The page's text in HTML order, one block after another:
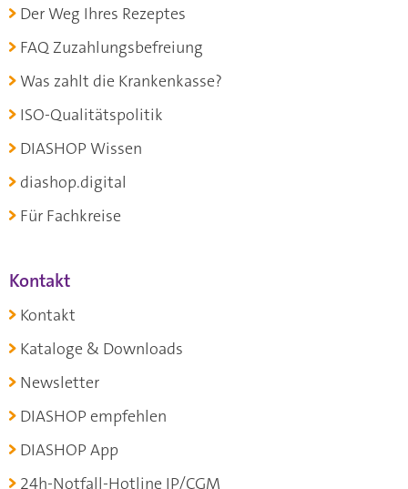
Der Weg Ihres Rezeptes
FAQ Zuzahlungsbefreiung
Was zahlt die Krankenkasse?
ISO-Qualitätspolitik
DIASHOP Wissen
diashop.digital
Für Fachkreise
Kontakt
Kontakt
Kataloge & Downloads
Newsletter
DIASHOP empfehlen
DIASHOP App
24h-Notfall-Hotline IP/CGM